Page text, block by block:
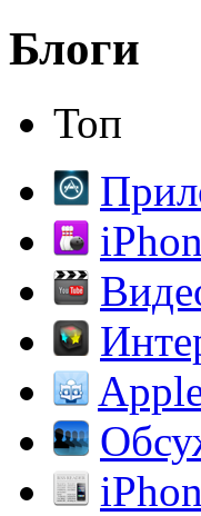
Блоги
Топ